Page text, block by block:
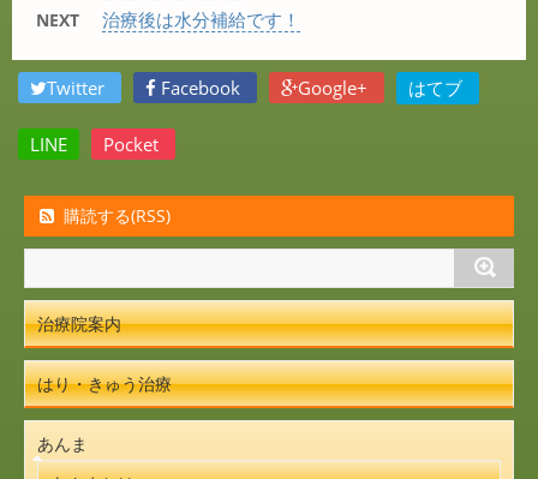
NEXT 治療後は水分補給です！
Twitter Facebook Google+ はてブ
LINE Pocket
購読する(RSS)
治療院案内
はり・きゅう治療
あんま